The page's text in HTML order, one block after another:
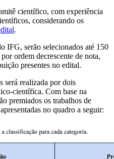
científico, com experiência
considerando os
.
IFG, serão selecionados até 150
ordem decrescente de nota,
presentes no edital.
será realizada por dois
científica. Com base na
premiados os trabalhos de
no quadro a seguir: